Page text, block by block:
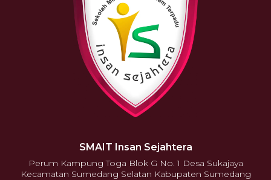
SMAIT Insan Sejahtera
Perum Kampung Toga Blok G No. 1 Desa Sukajaya
Kecamatan Sumedang Selatan Kabupaten Sumedang